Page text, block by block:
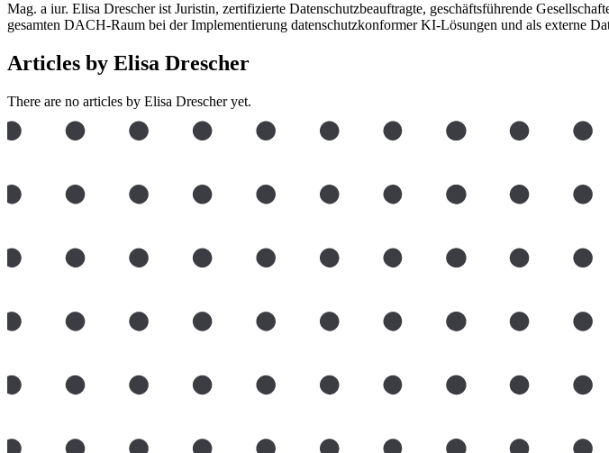
Mag. a iur. Elisa Drescher ist Juristin, zertifizierte Datenschutzbeauftragte, geschäftsführende
gesamten DACH-Raum bei der Implementierung datenschutzkonformer KI-Lösungen und als externe
Articles by Elisa Drescher
There are no articles by Elisa Drescher yet.